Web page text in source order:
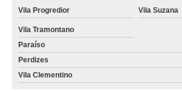
Vila Progredior Vila Suzana
Vila Tramontano
Paraíso
Perdizes
Vila Clementino